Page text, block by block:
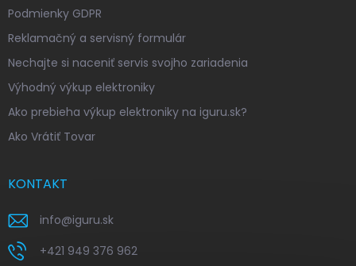
Podmienky GDPR
Reklamačný a servisný formulár
Nechajte si naceniť servis svojho zariadenia
Výhodný výkup elektroniky
Ako prebieha výkup elektroniky na iguru.sk?
Ako Vrátiť Tovar
KONTAKT
info@iguru.sk
+421 949 376 962